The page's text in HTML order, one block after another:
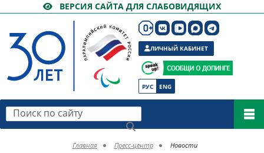
ВЕРСИЯ САЙТА ДЛЯ СЛАБОВИДЯЩИХ
РУС ENG
ЛИЧНЫЙ КАБИНЕТ
Поиск по сайту
Главная Пресс-центр Новости